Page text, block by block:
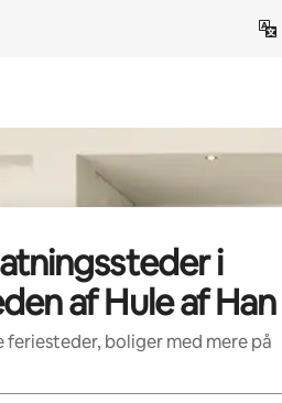
i
af Hule af Han
feriesteder, boliger med mere på